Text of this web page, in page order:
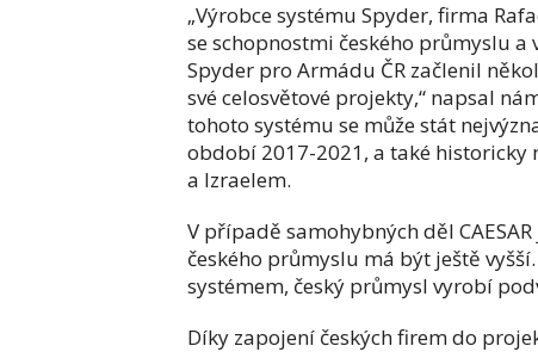
„Výrobce systému Spyder, firma
se schopnostmi českého průmyslu
Spyder pro Armádu ČR začlenil
své celosvětové projekty,“ napsal
tohoto systému se může stát
období 2017-2021, a také historicky
a Izraelem.
V případě samohybných děl
českého průmyslu má být ještě
systémem, český průmysl vyrobí
Díky zapojení českých firem do